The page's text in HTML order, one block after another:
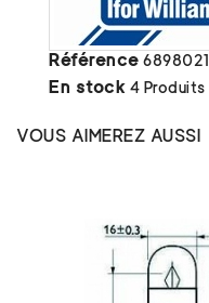
Référence 6898021
En stock 4 Produits
VOUS AIMEREZ AUSSI